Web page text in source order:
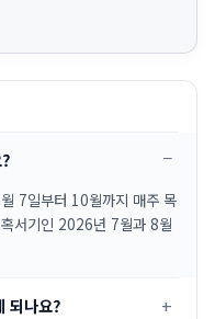
7일부터 10월까지 매주 목
서기인 2026년 7월과 8월
되나요?